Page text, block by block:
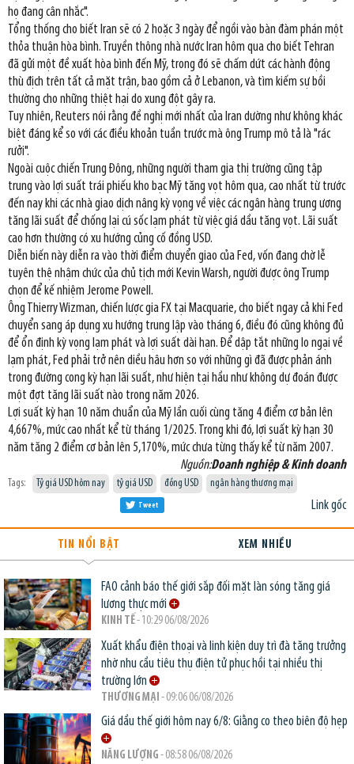
họ đang cân nhắc".
Tổng thống cho biết Iran sẽ có 2 hoặc 3 ngày để ngồi vào bàn đàm phán một
thỏa thuận hòa bình. Truyền thông nhà nước Iran hôm qua cho biết Tehran
đã gửi một đề xuất hòa bình đến Mỹ, trong đó sẽ chấm dứt các hành động
thù địch trên tất cả mặt trận, bao gồm cả ở Lebanon, và tìm kiếm sự bồi
thường cho những thiệt hại do xung đột gây ra.
Tuy nhiên, Reuters nói rằng đề nghị mới nhất của Iran dường như không khác
biệt đáng kể so với các điều khoản tuần trước mà ông Trump mô tả là "rác
rưởi".
Ngoài cuộc chiến Trung Đông, những người tham gia thị trường cũng tập
trung vào lợi suất trái phiếu kho bạc Mỹ tăng vọt hôm qua, cao nhất từ trước
đến nay khi các nhà giao dịch nâng kỳ vọng về việc các ngân hàng trung ương
tăng lãi suất để chống lại cú sốc lạm phát từ việc giá dầu tăng vọt. Lãi suất
cao hơn thường có xu hướng củng cố đồng USD.
Diễn biến này diễn ra vào thời điểm chuyển giao của Fed, vốn đang chờ lễ
tuyên thệ nhậm chức của chủ tịch mới Kevin Warsh, người được ông Trump
chọn để kế nhiệm Jerome Powell.
Ông Thierry Wizman, chiến lược gia FX tại Macquarie, cho biết ngay cả khi Fed
chuyển sang áp dụng xu hướng trung lập vào tháng 6, điều đó cũng không đủ
để ổn định kỳ vọng lạm phát và lợi suất dài hạn. Để dập tắt những lo ngại về
lạm phát, Fed phải trở nên diều hâu hơn so với những gì đã được phản ánh
trong đường cong kỳ hạn lãi suất, như hiện tại hầu như không dự đoán được
một đợt tăng lãi suất nào trong năm 2026.
Lợi suất kỳ hạn 10 năm chuẩn của Mỹ lần cuối cùng tăng 4 điểm cơ bản lên
4,667%, mức cao nhất kể từ tháng 1/2025. Trong khi đó, lợi suất kỳ hạn 30
năm tăng 2 điểm cơ bản lên 5,170%, mức chưa từng thấy kể từ năm 2007.
Nguồn:Doanh nghiệp & Kinh doanh
Tags: Tỷ giá USD hôm nay tỷ giá USD đồng USD ngân hàng thương mại
Link gốc
Tweet
TIN NỔI BẬT XEM NHIỀU
FAO cảnh báo thế giới sắp đối mặt làn sóng tăng giá
lương thực mới
KINH TẾ- 10:29 06/08/2026
Xuất khẩu điện thoại và linh kiện duy trì đà tăng trưởng
nhờ nhu cầu tiêu thụ điện tử phục hồi tại nhiều thị
trường lớn
THƯƠNG MẠI - 09:06 06/08/2026
Giá dầu thế giới hôm nay 6/8: Giằng co theo biên độ hẹp
NĂNG LƯỢNG - 08:58 06/08/2026